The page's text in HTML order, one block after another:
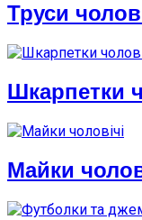
Труси
Шкарпетки
Майки